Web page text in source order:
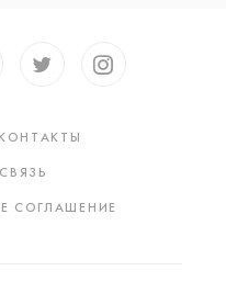
КОНТАКТЫ
СОГЛАШЕНИЕ